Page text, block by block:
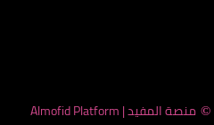
© منصة المفيد | Almofid Platform